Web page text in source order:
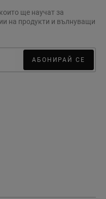
ще научат за
на продукти и вълнуващи
АБОНИРАЙ СЕ